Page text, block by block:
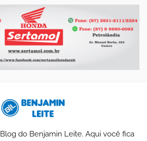
do Benjamin Leite. Aqui você fica